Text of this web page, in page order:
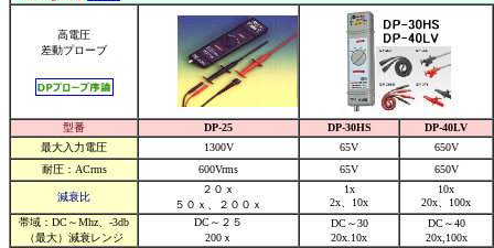
高電圧
差動プローブ
型番 DP-25 DP-30HS
DP-40LV
最大入力電圧
1300V 65V
650V
耐圧：ACrms
600Vrms 65V 650V
減衰比
２０ｘ
５０ｘ、２００ｘ
1x
2x、10x
10x
20x、100x
帯域：DC～Mhz、-3db
（最大）減衰レンジ
DC～２５
200ｘ
DC～30
20x.10x
DC～40
20x,100x